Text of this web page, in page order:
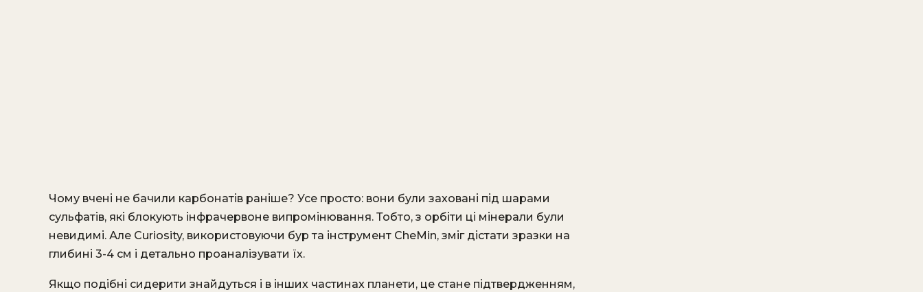
Чому вчені не бачили карбонатів раніше? Усе просто: вони були заховані під шарами
сульфатів, які блокують інфрачервоне випромінювання. Тобто, з орбіти ці мінерали були
невидимі. Але Curiosity, використовуючи бур та інструмент CheMin, зміг дістати зразки на
глибині 3-4 см і детально проаналізувати їх.
Якщо подібні сидерити знайдуться і в інших частинах планети, це стане підтвердженням,